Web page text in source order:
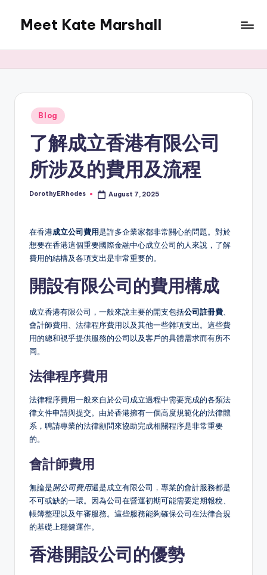
content
Meet Kate Marshall
to
full
spectrum
blog
Posted
in
Blog
了解成立香港有限公司
所涉及的費用及流程
Posted
DorothyERhodes August 7, 2025
在香港成立公司費用是許多企業家都非常關心的問題。對於
想要在香港這個重要國際金融中心成立公司的人來說，了解
費用的結構及各項支出是非常重要的。
開設有限公司的費用構成
成立香港有限公司，一般來說主要的開支包括公司註冊費
會計師費用、法律程序費用以及其他一些雜項支出。這些費
用的總和視乎提供服務的公司以及客戶的具體需求而有所不
同。
法律程序費用
法律程序費用一般來自於公司成立過程中需要完成的各類法
律文件申請與提交。由於香港擁有一個高度規範化的法律體
系，聘請專業的法律顧問來協助完成相關程序是非常重要
的。
會計師費用
無論是開公司費用還是成立有限公司，專業的會計服務都是
不可或缺的一環。因為公司在營運初期可能需要定期報稅、
帳簿整理以及年審服務。這些服務能夠確保公司在法律合規
的基礎上穩健運作。
香港開設公司的優勢